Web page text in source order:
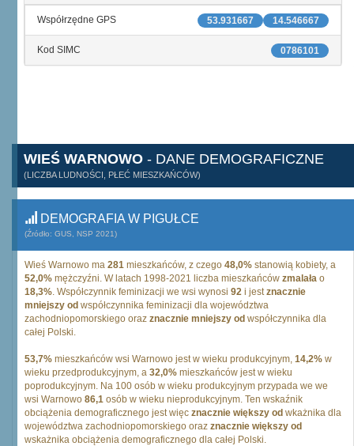
14.546667
53.931667
Współrzędne GPS
0786101
Kod SIMC
WIEŚ WARNOWO - DANE DEMOGRAFICZNE
(LICZBA LUDNOŚCI, PŁEĆ MIESZKAŃCÓW)
DEMOGRAFIA W PIGUŁCE
(Źródło: GUS, NSP 2021)
Wieś Warnowo ma 281 mieszkańców, z czego 48,0% stanowią kobiety, a
52,0% mężczyźni. W latach 1998-2021 liczba mieszkańców zmalała o
18,3%. Współczynnik feminizacji we wsi wynosi 92 i jestznacznie
mniejszy od współczynnika feminizacji dla województwa
zachodniopomorskiego oraz znacznie mniejszy od współczynnika dla
całej Polski.
53,7% mieszkańców wsi Warnowo jest w wieku produkcyjnym, 14,2% w
wieku przedprodukcyjnym, a 32,0% mieszkańców jest w wieku
poprodukcyjnym. Na 100 osób w wieku produkcyjnym przypada we we
wsi Warnowo 86,1 osób w wieku nieprodukcyjnym. Ten wskaźnik
obciążenia demograficznego jest więc znacznie większy od wkażnika dla
województwa zachodniopomorskiego oraz znacznie większy od
wskażnika obciążenia demograficznego dla całej Polski.